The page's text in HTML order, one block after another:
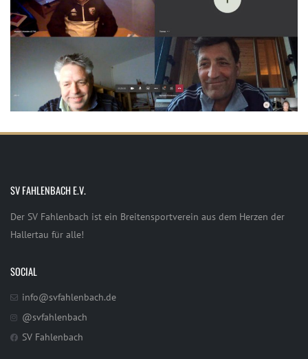
SV FAHLENBACH E.V.
Der SV Fahlenbach ist ein Breitensportverein aus dem Herzen der
Hallertau für alle!
SOCIAL
info@svfahlenbach.de
@svfahlenbach
SV Fahlenbach